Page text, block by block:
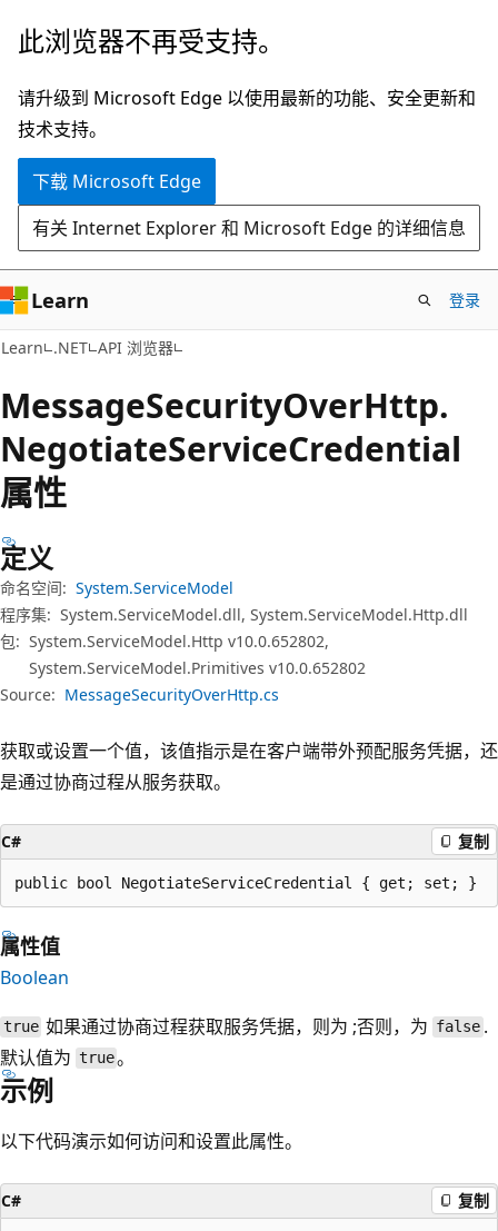
跳
主
要
内
跳
页
内
导
此浏览器不再受支持。
请升级到 Microsoft Edge 以使用最新的功能、安全更新和
技术支持。
下载 Microsoft Edge
有关 Internet Explorer 和 Microsoft Edge 的详细信息
Learn 登录
Learn .NET API 浏览器
MessageSecurityOverHttp.
NegotiateServiceCredential
属性
定义
命名空间: System.ServiceModel
程序集: System.ServiceModel.dll, System.ServiceModel.Http.dll
包: System.ServiceModel.Http v10.0.652802,
System.ServiceModel.Primitives v10.0.652802
Source: MessageSecurityOverHttp.cs
获取或设置一个值，该值指示是在客户端带外预配服务凭据，还
是通过协商过程从服务获取。
C# 复制
public bool NegotiateServiceCredential { get; set; }
属性值
Boolean
true 如果通过协商过程获取服务凭据，则为 ;否则，为 false.
默认值为 true。
示例
以下代码演示如何访问和设置此属性。
C# 复制